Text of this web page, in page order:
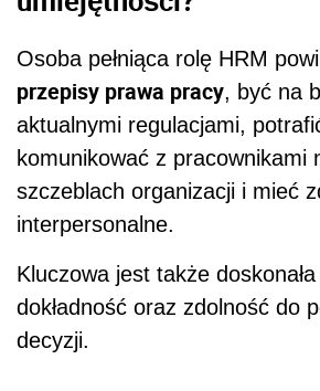
Osoba pełniąca rolę HRM
przepisy prawa pracy, być na
aktualnymi regulacjami,
komunikować z pracownikami
szczeblach organizacji i mieć
interpersonalne.
Kluczowa jest także
dokładność oraz zdolność do
decyzji.